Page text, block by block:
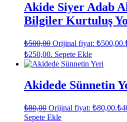
Akide Siyer Adab
Bilgiler Kurtuluş
₺500,00 Orijinal fiyat: ₺500,00.
₺250,00. Sepete Ekle
Akidede Sünnetin
₺80,00 Orijinal fiyat: ₺80,00.₺
Sepete Ekle